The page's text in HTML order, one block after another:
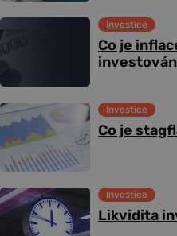
Co je
Investice
Co je
Investice
Likvidita
Investice